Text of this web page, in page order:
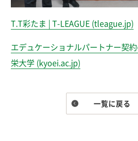
T.T彩たま | T-LEAGUE (tleague.jp)
エデュケーショナルパートナー契
栄大学 (kyoei.ac.jp)
一覧に戻る